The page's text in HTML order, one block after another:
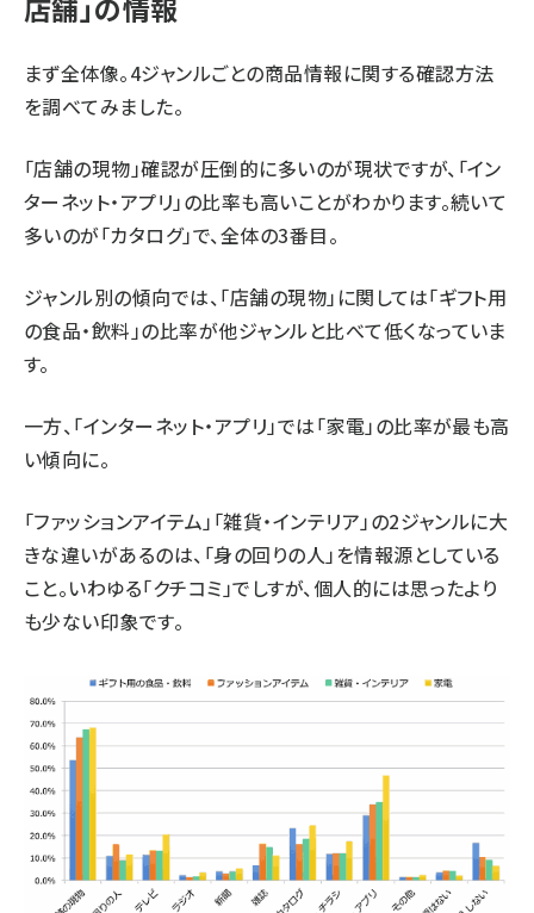
店舗」の情報
まず全体像。4ジャンルごとの商品情報に関する確認方法
を調べてみました。
「店舗の現物」確認が圧倒的に多いのが現状ですが、「イン
ターネット・アプリ」の比率も高いことがわかります。続いて
多いのが「カタログ」で、全体の3番目。
ジャンル別の傾向では、「店舗の現物」に関しては「ギフト用
の食品・飲料」の比率が他ジャンルと比べて低くなっていま
す。
一方、「インターネット・アプリ」では「家電」の比率が最も高
い傾向に。
「ファッションアイテム」「雑貨・インテリア」の2ジャンルに大
きな違いがあるのは、「身の回りの人」を情報源としている
こと。いわゆる「クチコミ」でしすが、個人的には思ったより
も少ない印象です。